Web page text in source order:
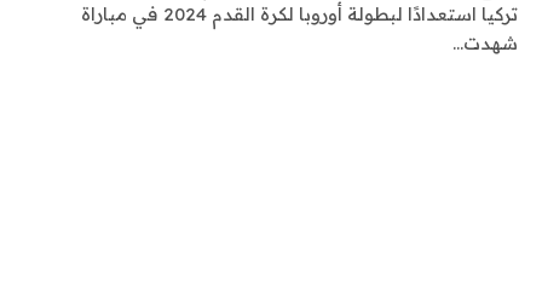
تركيا استعدادًا لبطولة أوروبا لكرة القدم 2024 في مباراة
شهدت…